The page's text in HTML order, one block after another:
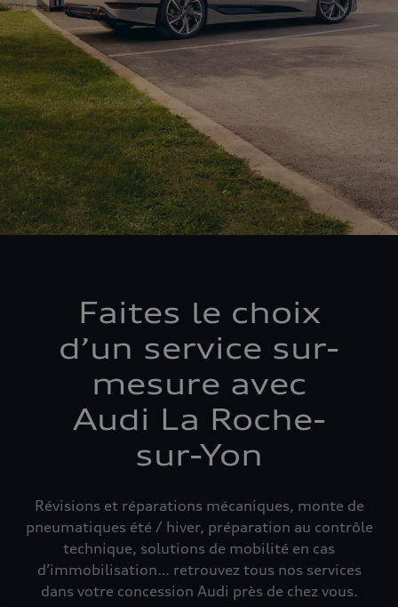
Faites le choix
d’un service sur-
mesure avec
Audi La Roche-
sur-Yon
Révisions et réparations mécaniques, monte de
pneumatiques été / hiver, préparation au contrôle
technique, solutions de mobilité en cas
d’immobilisation… retrouvez tous nos services
dans votre concession Audi près de chez vous.